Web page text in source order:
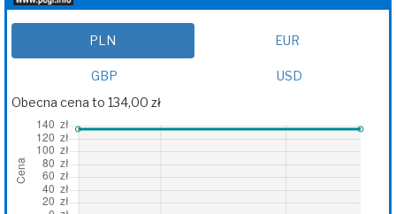
PLN EUR
GBP
USD
Obecna cena to 134,00 zł